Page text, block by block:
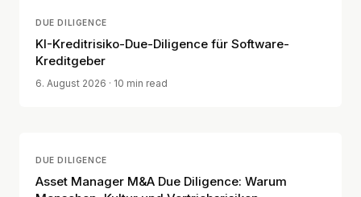
DUE DILIGENCE
KI-Kreditrisiko-Due-Diligence für Software-
Kreditgeber
6. August 2026 · 10 min read
DUE DILIGENCE
Asset Manager M&A Due Diligence: Warum